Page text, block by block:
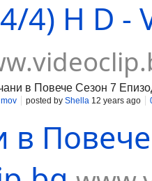
4) H D -
в Повече Сезон 7
mov posted by Shella 12 years ago
в